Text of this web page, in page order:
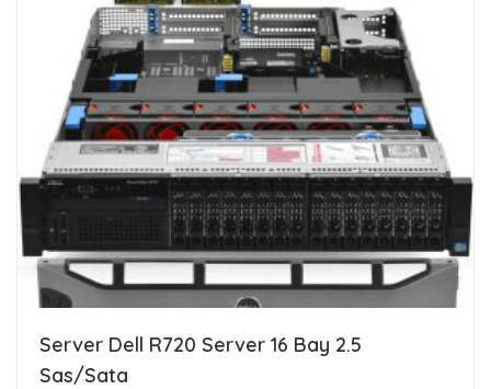
Server Dell R720 Server 16 Bay 2.5
Sas/Sata